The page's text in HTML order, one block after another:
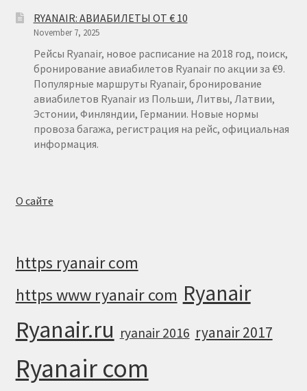
ТЕЛЬ-
АВИВ
RYANAIR: АВИАБИЛЕТЫ ОТ € 10
November 7, 2025
Рейсы Ryanair, новое расписание на 2018 год, поиск,
бронирование авиабилетов Ryanair по акции за €9.
Популярные маршруты Ryanair, бронирование
авиабилетов Ryanair из Польши, Литвы, Латвии,
Эстонии, Финляндии, Германии. Новые нормы
провоза багажа, регистрация на рейс, официальная
информация.
О сайте
https ryanair com
https www ryanair com Ryanair
Ryanair.ru ryanair 2016 ryanair 2017
Ryanair com